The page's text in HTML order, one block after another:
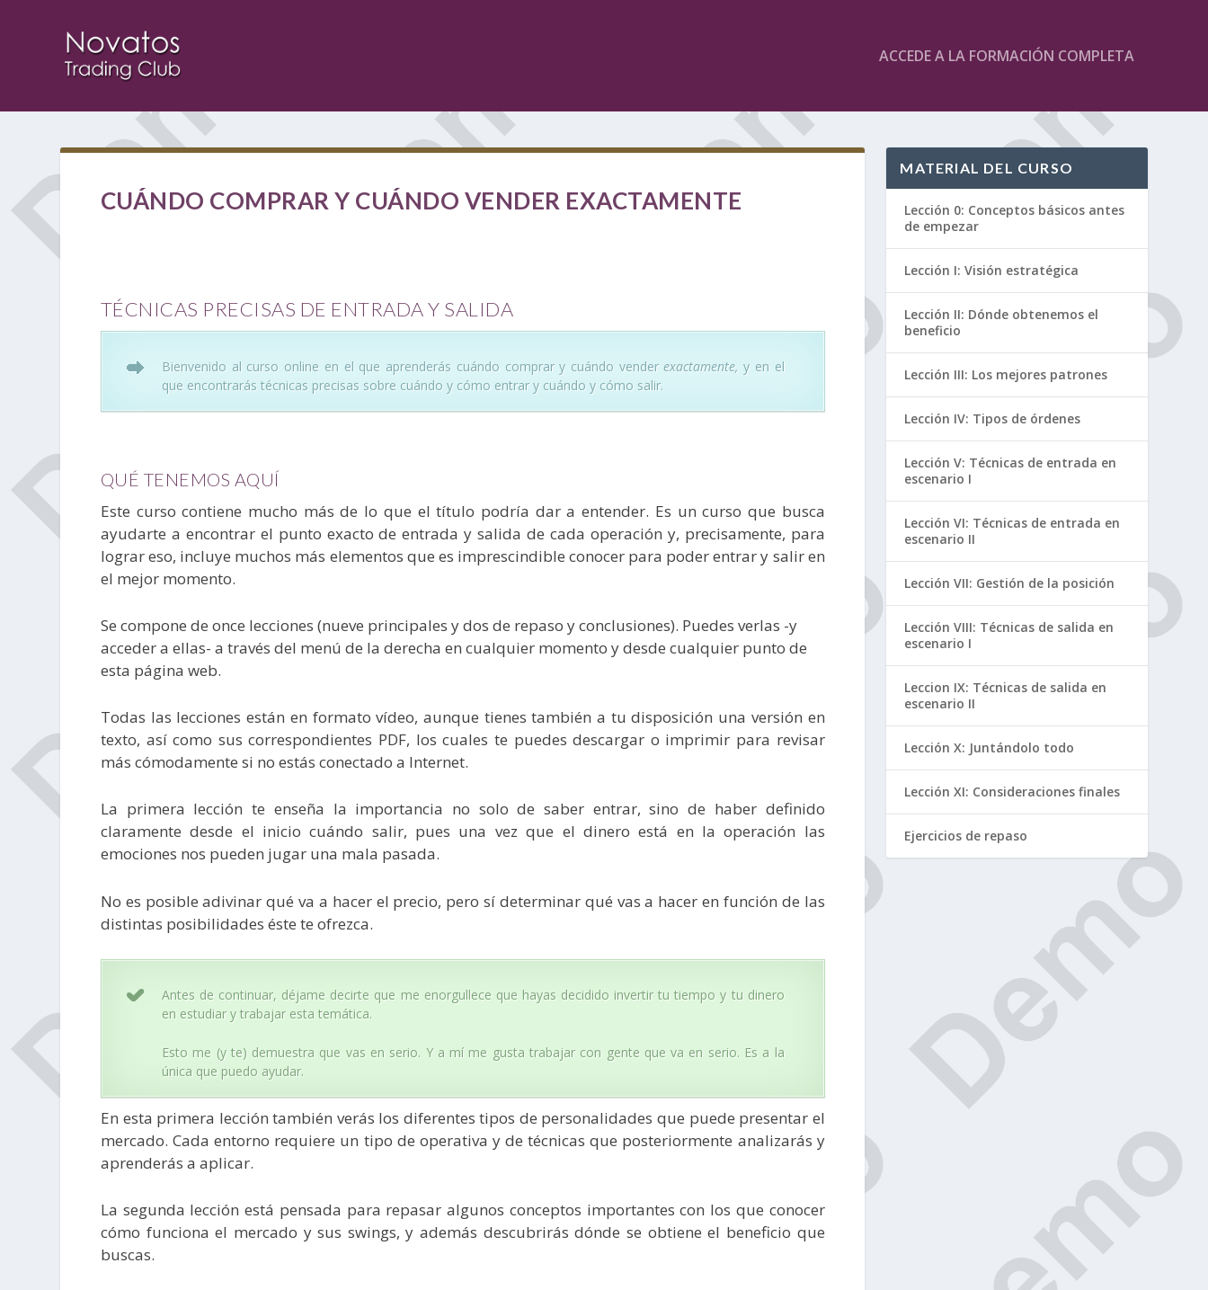
ACCEDE A LA FORMACIÓN COMPLETA
CUÁNDO COMPRAR Y CUÁNDO VENDER EXACTAMENTE
TÉCNICAS PRECISAS DE ENTRADA Y SALIDA
Bienvenido al curso online en el que aprenderás cuándo comprar y cuándo venderexactamente, y en el
que encontrarás técnicas precisas sobre cuándo y cómo entrar y cuándo y cómo salir.
QUÉ TENEMOS AQUÍ
Este curso contiene mucho más de lo que el título podría dar a entender. Es un curso que busca
ayudarte a encontrar el punto exacto de entrada y salida de cada operación y, precisamente, para
lograr eso, incluye muchos más elementos que es imprescindible conocer para poder entrar y salir en
el mejor momento.
Se compone de once lecciones (nueve principales y dos de repaso y conclusiones). Puedes verlas -y
acceder a ellas- a través del menú de la derecha en cualquier momento y desde cualquier punto de
esta página web.
Todas las lecciones están en formato vídeo, aunque tienes también a tu disposición una versión en
texto, así como sus correspondientes PDF, los cuales te puedes descargar o imprimir para revisar
más cómodamente si no estás conectado a Internet.
La primera lección te enseña la importancia no solo de saber entrar, sino de haber definido
claramente desde el inicio cuándo salir, pues una vez que el dinero está en la operación las
emociones nos pueden jugar una mala pasada.
No es posible adivinar qué va a hacer el precio, pero sí determinar qué vas a hacer en función de las
distintas posibilidades éste te ofrezca.
Antes de continuar, déjame decirte que me enorgullece que hayas decidido invertir tu tiempo y tu dinero
en estudiar y trabajar esta temática.
Esto me (y te) demuestra que vas en serio. Y a mí me gusta trabajar con gente que va en serio. Es a la
única que puedo ayudar.
En esta primera lección también verás los diferentes tipos de personalidades que puede presentar el
mercado. Cada entorno requiere un tipo de operativa y de técnicas que posteriormente analizarás y
aprenderás a aplicar.
La segunda lección está pensada para repasar algunos conceptos importantes con los que conocer
cómo funciona el mercado y sus swings, y además descubrirás dónde se obtiene el beneficio que
buscas.
MATERIAL DEL CURSO
Lección 0: Conceptos básicos antes
de empezar
Lección I: Visión estratégica
Lección II: Dónde obtenemos el
beneficio
Lección III: Los mejores patrones
Lección IV: Tipos de órdenes
Lección V: Técnicas de entrada en
escenario I
Lección VI: Técnicas de entrada en
escenario II
Lección VII: Gestión de la posición
Lección VIII: Técnicas de salida en
escenario I
Leccion IX: Técnicas de salida en
escenario II
Lección X: Juntándolo todo
Lección XI: Consideraciones finales
Ejercicios de repaso